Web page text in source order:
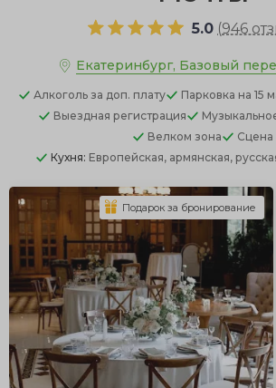
5.0 (946
Екатеринбург, Базовый
Алкоголь за доп. плату Парковка на 15
Выездная регистрация
Велком зона
Сцена
Кухня: Европейская, армянская,
Подарок за бронирование